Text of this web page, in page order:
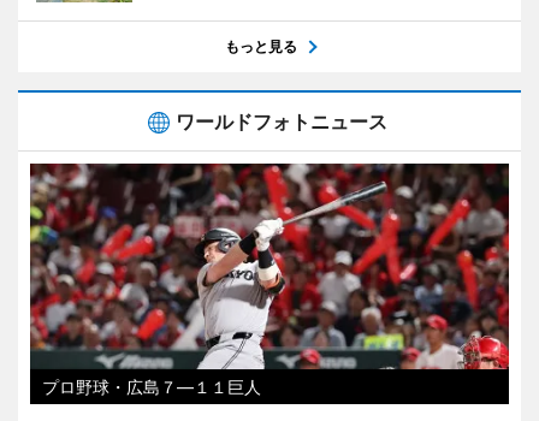
もっと見る
ワールドフォトニュース
プロ野球・広島７―１１巨人